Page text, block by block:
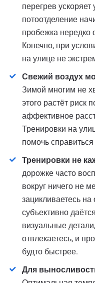
перегрев
потоотделение
пробежка
Конечно, при
на улице не
Свежий воздух
Зимой многим не
этого растёт риск
аффективное
Тренировки на
помочь
Тренировки не
дорожке часто
вокруг ничего не
зацикливаетесь на
субъективно
визуальные
отвлекаетесь, и
будто быстрее.
Для